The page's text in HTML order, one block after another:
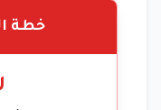
خطة